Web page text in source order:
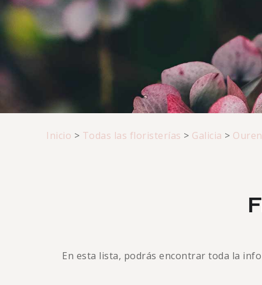
Inicio > Todas las floristerías > Galicia >
En esta lista, podrás encontrar toda la